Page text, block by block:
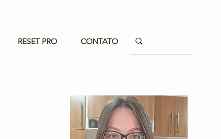
RESET PRO CONTATO